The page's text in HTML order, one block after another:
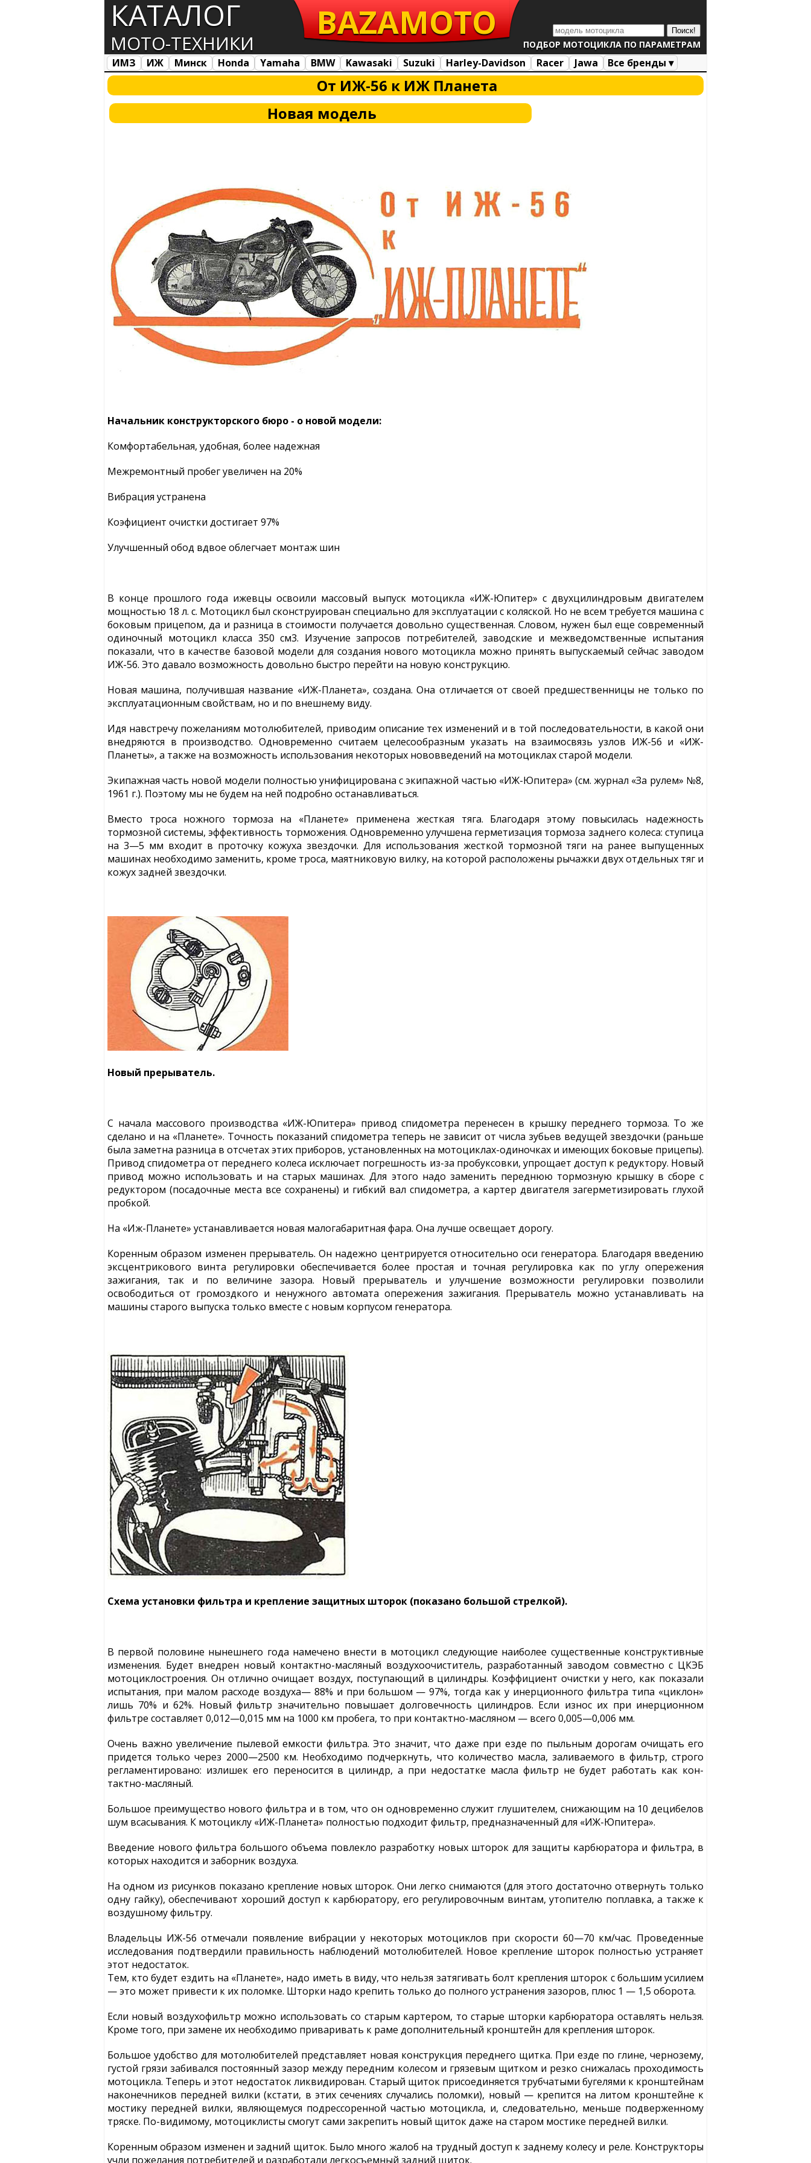
КАТАЛОГ
МОТО-ТЕХНИКИ ПОДБОР МОТОЦИКЛА ПО ПАРАМЕТРАМ
BAZAMOTO
ИМЗ ИЖ Минск Honda Yamaha BMW Kawasaki Suzuki Harley-Davidson Racer Jawa
Все бренды ▾
Все марки
Загрузка...
От ИЖ-56 к ИЖ Планета
Новая модель
Начальник конструкторского бюро - о новой модели:
Комфортабельная, удобная, более надежная
Межремонтный пробег увеличен на 20%
Вибрация устранена
Коэфициент очистки достигает 97%
Улучшенный обод вдвое облегчает монтаж шин
В конце прошлого года ижевцы освоили массовый выпуск мотоцикла «ИЖ-Юпитер» с двухцилиндровым двигателем
мощностью 18 л. с. Мотоцикл был сконструирован специально для эксплуатации с коляской. Но не всем требуется машина с
боковым прицепом, да и разница в стоимости получается довольно существенная. Словом, нужен был еще современный
одиночный мотоцикл класса 350 см3. Изучение запросов потребителей, заводские и межведомственные испытания
показали, что в качестве базовой модели для создания нового мотоцикла можно принять выпускаемый сейчас заводом
ИЖ-56. Это давало возможность довольно быстро перейти на новую конструкцию.
Новая машина, получившая название «ИЖ-Планета», создана. Она отличается от своей предшественницы не только по
эксплуатационным свойствам, но и по внешнему виду.
Идя навстречу пожеланиям мотолюбителей, приводим описание тех изменений и в той последовательности, в какой они
внедряются в производство. Одновременно считаем целесообразным указать на взаимосвязь узлов ИЖ-56 и «ИЖ-
Планеты», а также на возможность использования некоторых нововведений на мотоциклах старой модели.
Экипажная часть новой модели полностью унифицирована с экипажной частью «ИЖ-Юпитера» (см. журнал «За рулем» №8,
1961 г.). Поэтому мы не будем на ней подробно останавливаться.
Вместо троса ножного тормоза на «Планете» применена жесткая тяга. Благодаря этому повысилась надежность
тормозной системы, эффективность торможения. Одновременно улучшена герметизация тормоза заднего колеса: ступица
на 3—5 мм входит в проточку кожуха звездочки. Для использования жесткой тормозной тяги на ранее выпущенных
машинах необходимо заменить, кроме троса, маятниковую вилку, на которой расположены рычажки двух отдельных тяг и
кожух задней звездочки.
Новый прерыватель.
С начала массового производства «ИЖ-Юпитера» привод спидометра перенесен в крышку переднего тормоза. То же
сделано и на «Планете». Точность показаний спидометра теперь не зависит от числа зубьев ведущей звездочки (раньше
была заметна разница в отсчетах этих приборов, установленных на мотоциклах-одиночках и имеющих боковые прицепы).
Привод спидометра от переднего колеса исключает погрешность из-за пробуксовки, упрощает доступ к редуктору. Новый
привод можно использовать и на старых машинах. Для этого надо заменить переднюю тормозную крышку в сборе с
редуктором (посадочные места все сохранены) и гибкий вал спидометра, а картер двигателя загерметизировать глухой
пробкой.
На «Иж-Планете» устанавливается новая малогабаритная фара. Она лучше освещает дорогу.
Коренным образом изменен прерыватель. Он надежно центрируется относительно оси генератора. Благодаря введению
эксцентрикового винта регулировки обеспечивается более простая и точная регулировка как по углу опережения
зажигания, так и по величине зазора. Новый прерыватель и улучшение возможности регулировки позволили
освободиться от громоздкого и ненужного автомата опережения зажигания. Прерыватель можно устанавливать на
машины старого выпуска только вместе с новым корпусом генератора.
Схема установки фильтра и крепление защитных шторок (показано большой стрелкой).
В первой половине нынешнего года намечено внести в мотоцикл следующие наиболее существенные конструктивные
изменения. Будет внедрен новый контактно-масляный воздухоочиститель, разработанный заводом совместно с ЦКЭБ
мотоциклостроения. Он отлично очищает воздух, поступающий в цилиндры. Коэффициент очистки у него, как показали
испытания, при малом расходе воздуха— 88% и при большом — 97%, тогда как у инерционного фильтра типа «циклон»
лишь 70% и 62%. Новый фильтр значительно повышает долговечность цилиндров. Если износ их при инерционном
фильтре составляет 0,012—0,015 мм на 1000 км пробега, то при контактно-масляном — всего 0,005—0,006 мм.
Очень важно увеличение пылевой емкости фильтра. Это значит, что даже при езде по пыльным дорогам очищать его
придется только через 2000—2500 км. Необходимо подчеркнуть, что количество масла, заливаемого в фильтр, строго
регламентировано: излишек его переносится в цилиндр, а при недостатке масла фильтр не будет работать как кон-
тактно-масляный.
Большое преимущество нового фильтра и в том, что он одновременно служит глушителем, снижающим на 10 децибелов
шум всасывания. К мотоциклу «ИЖ-Планета» полностью подходит фильтр, предназначенный для «ИЖ-Юпитера».
Введение нового фильтра большого объема повлекло разработку новых шторок для защиты карбюратора и фильтра, в
которых находится и заборник воздуха.
На одном из рисунков показано крепление новых шторок. Они легко снимаются (для этого достаточно отвернуть только
одну гайку), обеспечивают хороший доступ к карбюратору, его регулировочным винтам, утопителю поплавка, а также к
воздушному фильтру.
Владельцы ИЖ-56 отмечали появление вибрации у некоторых мотоциклов при скорости 60—70 км/час. Проведенные
исследования подтвердили правильность наблюдений мотолюбителей. Новое крепление шторок полностью устраняет
этот недостаток.
Тем, кто будет ездить на «Планете», надо иметь в виду, что нельзя затягивать болт крепления шторок с большим усилием
— это может привести к их поломке. Шторки надо крепить только до полного устранения зазоров, плюс 1 — 1,5 оборота.
Если новый воздухофильтр можно использовать со старым картером, то старые шторки карбюратора оставлять нельзя.
Кроме того, при замене их необходимо приваривать к раме дополнительный кронштейн для крепления шторок.
Большое удобство для мотолюбителей представляет новая конструкция переднего щитка. При езде по глине, чернозему,
густой грязи забивался постоянный зазор между передним колесом и грязевым щитком и резко снижалась проходимость
мотоцикла. Теперь и этот недостаток ликвидирован. Старый щиток присоединяется трубчатыми бугелями к кронштейнам
наконечников передней вилки (кстати, в этих сечениях случались поломки), новый — крепится на литом кронштейне к
мостику передней вилки, являющемуся подрессоренной частью мотоцикла, и, следовательно, меньше подверженному
тряске. По-видимому, мотоциклисты смогут сами закрепить новый щиток даже на старом мостике передней вилки.
Коренным образом изменен и задний щиток. Было много жалоб на трудный доступ к заднему колесу и реле. Конструкторы
учли пожелания потребителей и разработали легкосъемный задний щиток.